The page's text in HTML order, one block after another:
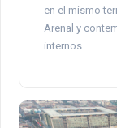
en el mismo
Arenal y
internos.